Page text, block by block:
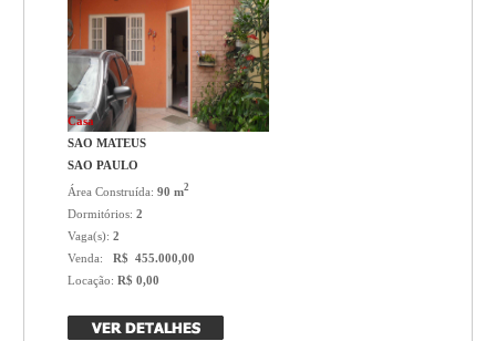
Casa
SAO MATEUS
SAO PAULO
Área Construída:90 m2
Dormitórios:2
Vaga(s):2
Venda:
R$ 455.000,00
Locação:R$ 0,00